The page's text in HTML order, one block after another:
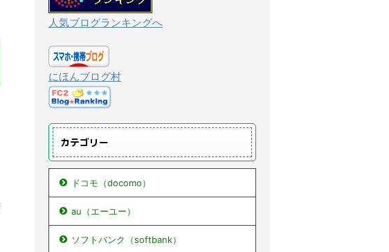
人気ブログランキングへ
にほんブログ村
カテゴリー
ドコモ（docomo）
au（エーユー）
ソフトバンク（softbank）